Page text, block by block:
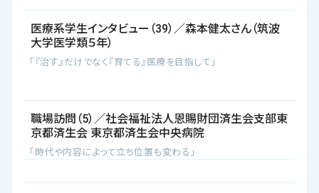
医療系学生インタビュー（39）／森本健太さん（筑波
大学医学類５年）
「『治す』だけでなく『育てる』医療を目指して」
職場訪問（5）／社会福祉法人恩賜財団済生会支部東
京都済生会 東京都済生会中央病院
「時代や内容によって立ち位置も変わる」